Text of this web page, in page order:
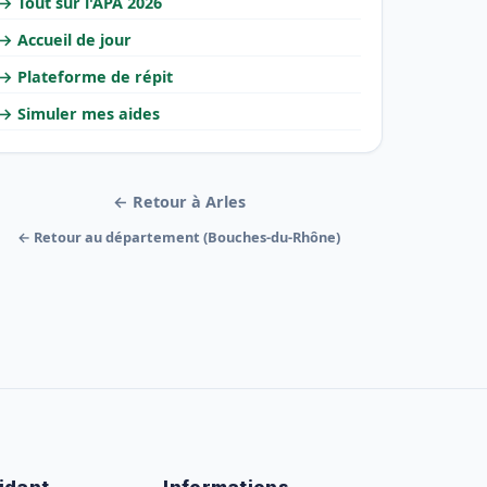
→ Accueil de jour
→ Plateforme de répit
→ Simuler mes aides
← Retour à Arles
← Retour au département (Bouches-du-Rhône)